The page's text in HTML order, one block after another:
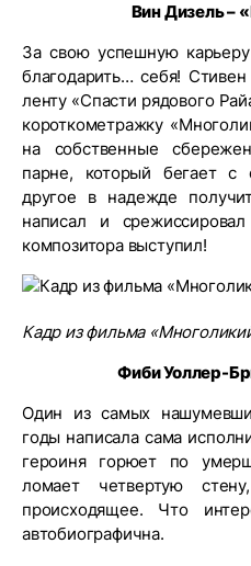
Вин Дизель –
За свою успешную
благодарить… себя!
ленту «Спасти рядового
короткометражку
на собственные
парне, который бегает с
другое в надежде
написал и
композитора выступил!
Кадр из фильма
Фиби Уоллер-
Один из самых
годы написала сама
героиня горюет по
ломает четвертую
происходящее. Что
автобиографична.